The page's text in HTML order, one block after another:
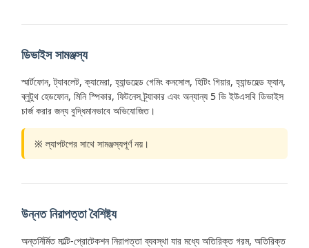
ডিভাইস সামঞ্জস্য
স্মার্টফোন, ট্যাবলেট, ক্যামেরা, হ্যান্ডহেল্ড গেমিং কনসোল, হিটিং গিয়ার, হ্যান্ডহেল্ড ফ্যান,
ব্লুটুথ হেডফোন, মিনি স্পিকার, ফিটনেস ট্র্যাকার এবং অন্যান্য 5 ভি ইউএসবি ডিভাইস
চার্জ করার জন্য বুদ্ধিমানভাবে অভিযোজিত।
※ ল্যাপটপের সাথে সামঞ্জস্যপূর্ণ নয়।
উন্নত নিরাপত্তা বৈশিষ্ট্য
অন্তর্নির্মিত মাল্টি-প্রোটেকশন নিরাপত্তা ব্যবস্থা যার মধ্যে অতিরিক্ত গরম, অতিরিক্ত